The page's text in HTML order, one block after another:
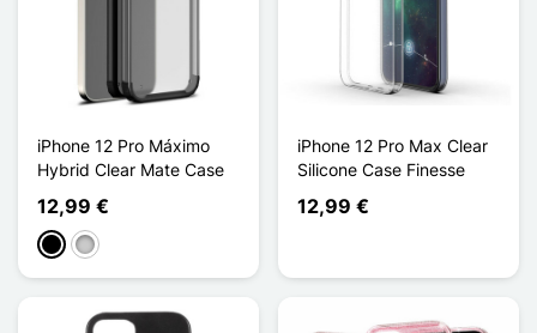
iPhone 12 Pro Máximo
Hybrid Clear Mate Case
12,99 €
PretoTransparente
iPhone 12 Pro Max Clear
Silicone Case Finesse
12,99 €